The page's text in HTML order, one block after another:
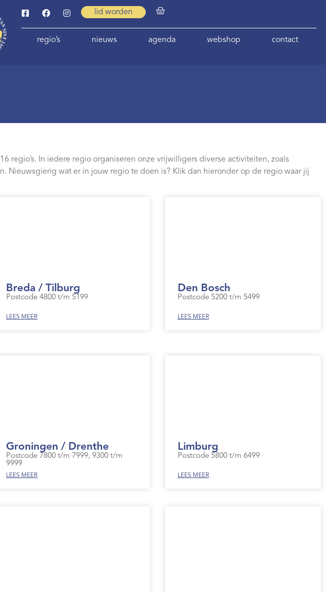
lid worden
regio’s nieuws agenda webshop contact
regio’s. In iedere regio organiseren onze vrijwilligers diverse activiteiten, zoals
Nieuwsgierig wat er in jouw regio te doen is? Klik dan hieronder op de regio waar jij
Breda / Tilburg
Postcode 4800 t/m 5199
LEES MEER
Den Bosch
Postcode 5200 t/m 5499
LEES MEER
Groningen / Drenthe
Postcode 7800 t/m 7999, 9300 t/m
9999
LEES MEER
Limburg
Postcode 5800 t/m 6499
LEES MEER